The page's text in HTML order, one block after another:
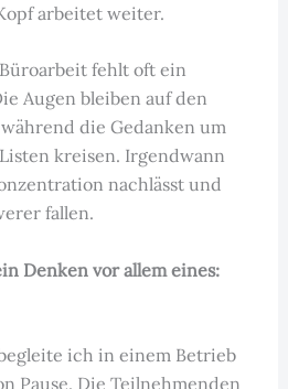
arbeitet weiter.
fehlt oft ein
Augen bleiben auf den
die Gedanken um
kreisen. Irgendwann
nachlässt und
fallen.
Denken vor allem eines:
ich in einem Betrieb
Pause. Die Teilnehmenden